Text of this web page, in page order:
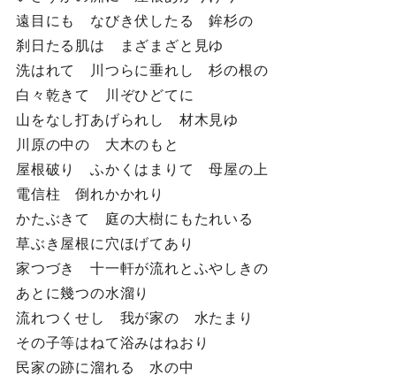
遠目にも なびき伏したる 鉾杉の
刹日たる肌は まざまざと見ゆ
洗はれて 川つらに垂れし 杉の根の
白々乾きて 川ぞひどてに
山をなし打あげられし 材木見ゆ
川原の中の 大木のもと
屋根破り ふかくはまりて 母屋の上
電信柱 倒れかかれり
かたぶきて 庭の大樹にもたれいる
草ぶき屋根に穴ほげてあり
家つづき 十一軒が流れとふやしきの
あとに幾つの水溜り
流れつくせし 我が家の 水たまり
その子等はねて浴みはねおり
民家の跡に溜れる 水の中